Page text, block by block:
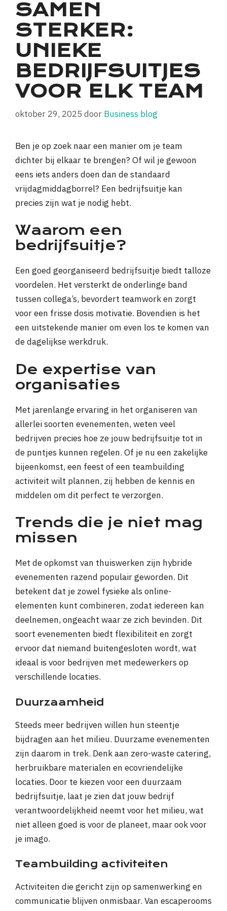
SAMEN
STERKER:
UNIEKE
BEDRIJFSUITJES
VOOR ELK TEAM
oktober 29, 2025 door Business blog
Ben je op zoek naar een manier om je team
dichter bij elkaar te brengen? Of wil je gewoon
eens iets anders doen dan de standaard
vrijdagmiddagborrel? Een bedrijfsuitje kan
precies zijn wat je nodig hebt.
Waarom een
bedrijfsuitje?
Een goed georganiseerd bedrijfsuitje biedt talloze
voordelen. Het versterkt de onderlinge band
tussen collega’s, bevordert teamwork en zorgt
voor een frisse dosis motivatie. Bovendien is het
een uitstekende manier om even los te komen van
de dagelijkse werkdruk.
De expertise van
organisaties
Met jarenlange ervaring in het organiseren van
allerlei soorten evenementen, weten veel
bedrijven precies hoe ze jouw bedrijfsuitje tot in
de puntjes kunnen regelen. Of je nu een zakelijke
bijeenkomst, een feest of een teambuilding
activiteit wilt plannen, zij hebben de kennis en
middelen om dit perfect te verzorgen.
Trends die je niet mag
missen
Met de opkomst van thuiswerken zijn hybride
evenementen razend populair geworden. Dit
betekent dat je zowel fysieke als online-
elementen kunt combineren, zodat iedereen kan
deelnemen, ongeacht waar ze zich bevinden. Dit
soort evenementen biedt flexibiliteit en zorgt
ervoor dat niemand buitengesloten wordt, wat
ideaal is voor bedrijven met medewerkers op
verschillende locaties.
Duurzaamheid
Steeds meer bedrijven willen hun steentje
bijdragen aan het milieu. Duurzame evenementen
zijn daarom in trek. Denk aan zero-waste catering,
herbruikbare materialen en ecovriendelijke
locaties. Door te kiezen voor een duurzaam
bedrijfsuitje, laat je zien dat jouw bedrijf
verantwoordelijkheid neemt voor het milieu, wat
niet alleen goed is voor de planeet, maar ook voor
je imago.
Teambuilding activiteiten
Activiteiten die gericht zijn op samenwerking en
communicatie blijven onmisbaar. Van escaperooms